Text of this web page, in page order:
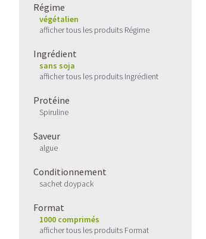
Régime
végétalien
afficher tous les produits Régime
Ingrédient
sans soja
afficher tous les produits Ingrédient
Protéine
Spiruline
Saveur
algue
Conditionnement
sachet doypack
Format
1000 comprimés
afficher tous les produits Format